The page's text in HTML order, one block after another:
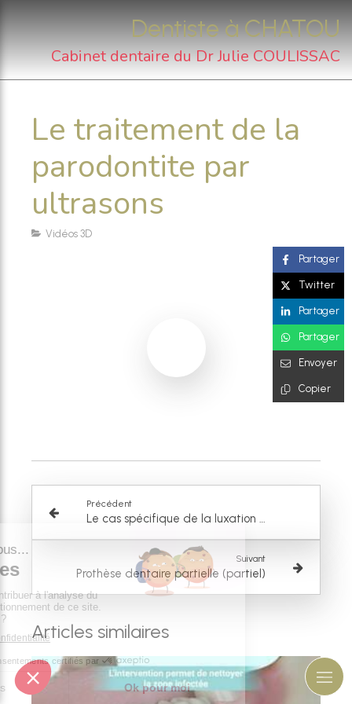
Dentiste à CHATOU
Cabinet dentaire du Dr Julie COULISSAC
Le traitement de la
parodontite par
ultrasons
Vidéos 3D
Précédent
Le cas spécifique de la luxation de la mâchoire
Suivant
Prothèse dentaire partielle (partiel)
Articles similaires
Partager
Twitter
Partager
Partager
Envoyer
Copier